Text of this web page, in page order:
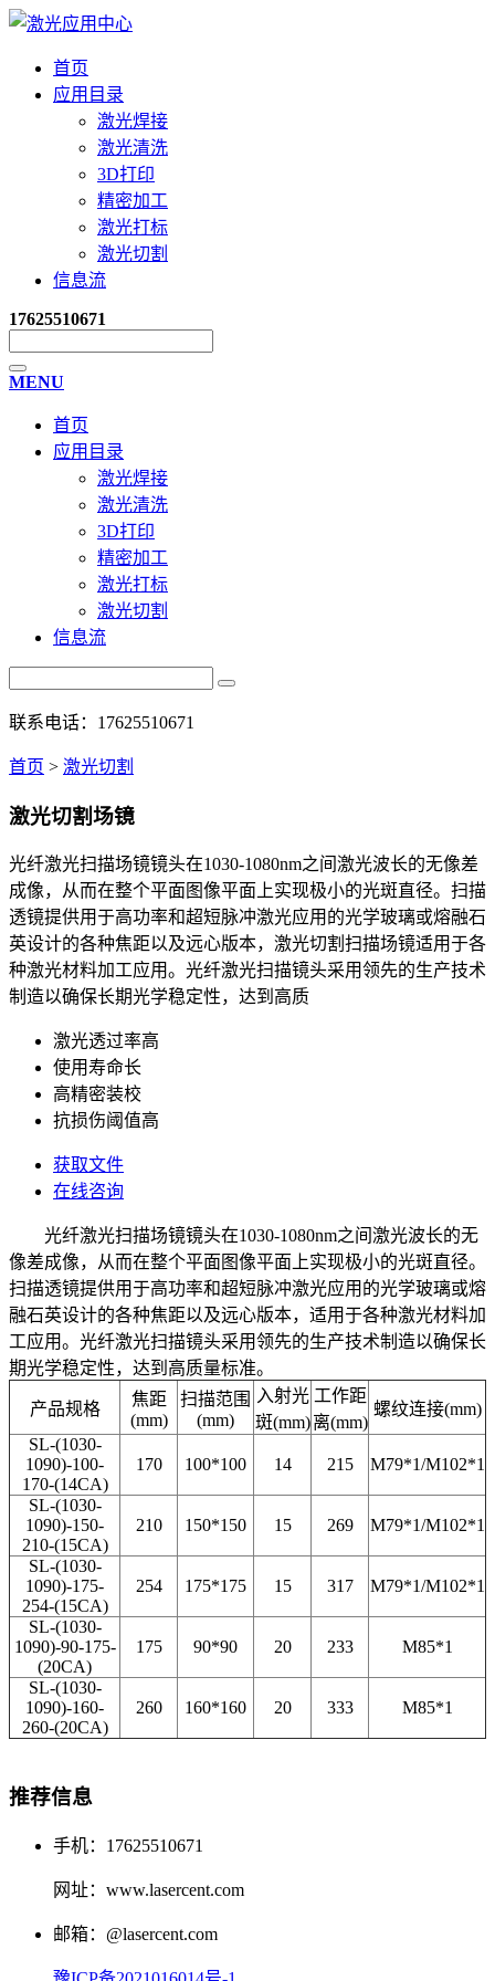
首页
应用目录
激光焊接
激光清洗
3D打印
精密加工
激光打标
激光切割
信息流
17625510671
MENU
首页
应用目录
激光焊接
激光清洗
3D打印
精密加工
激光打标
激光切割
信息流
联系电话：17625510671
首页 > 激光切割
激光切割场镜
光纤激光扫描场镜镜头在1030-1080nm之间激光波长的无像差
成像，从而在整个平面图像平面上实现极小的光斑直径。扫描
透镜提供用于高功率和超短脉冲激光应用的光学玻璃或熔融石
英设计的各种焦距以及远心版本，激光切割扫描场镜适用于各
种激光材料加工应用。光纤激光扫描镜头采用领先的生产技术
制造以确保长期光学稳定性，达到高质
激光透过率高
使用寿命长
高精密装校
抗损伤阈值高
获取文件
在线咨询
光纤激光扫描场镜镜头在1030-1080nm之间激光波长的无
像差成像，从而在整个平面图像平面上实现极小的光斑直径。
扫描透镜提供用于高功率和超短脉冲激光应用的光学玻璃或熔
融石英设计的各种焦距以及远心版本，适用于各种激光材料加
工应用。光纤激光扫描镜头采用领先的生产技术制造以确保长
期光学稳定性，达到高质量标准。
产品规格
焦距
(mm)
扫描范围
(mm)
入射光
斑(mm)
工作距
离(mm)
螺纹连接(mm)
SL-(1030-
1090)-100-
170-(14CA)
170 100*100 14 215 M79*1/M102*1
SL-(1030-
1090)-150-
210-(15CA)
210 150*150 15 269 M79*1/M102*1
SL-(1030-
1090)-175-
254-(15CA)
254 175*175 15 317 M79*1/M102*1
SL-(1030-
1090)-90-175-
(20CA)
175 90*90 20 233 M85*1
SL-(1030-
1090)-160-
260-(20CA)
260 160*160 20 333 M85*1
推荐信息
手机：17625510671
网址：www.lasercent.com
邮箱：@lasercent.com